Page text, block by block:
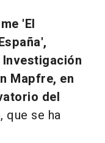
'El
Mapfre, en
del
, que se ha